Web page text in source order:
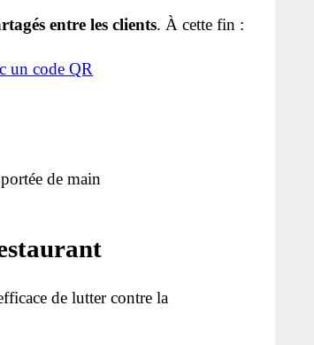
entre les clients. À cette fin :
un code QR
de main
de lutter contre la